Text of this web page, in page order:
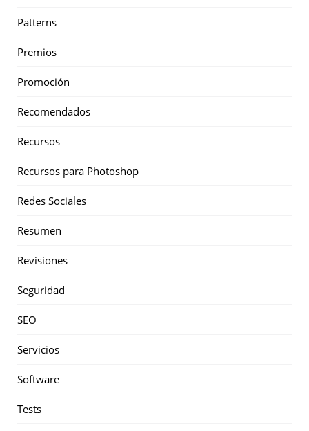
Patterns
Premios
Promoción
Recomendados
Recursos
Recursos para Photoshop
Redes Sociales
Resumen
Revisiones
Seguridad
SEO
Servicios
Software
Tests